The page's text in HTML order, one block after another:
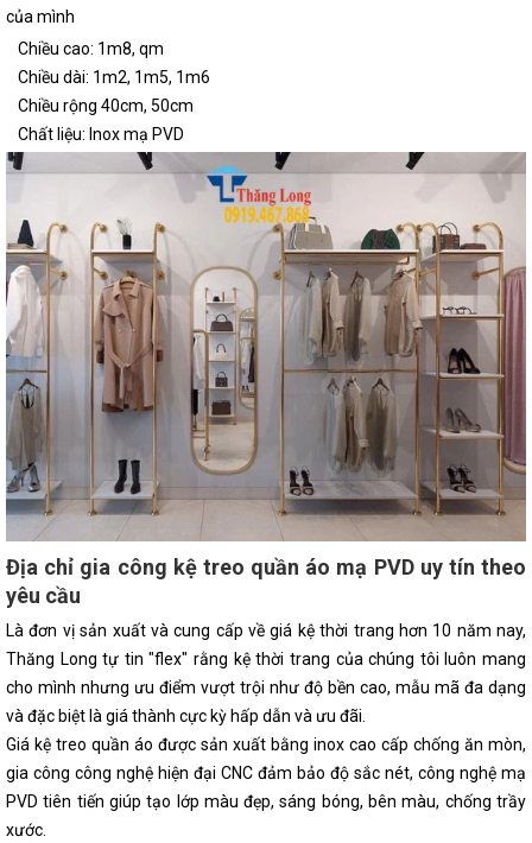
của mình
Chiều cao: 1m8, qm
Chiều dài: 1m2, 1m5, 1m6
Chiều rộng 40cm, 50cm
Chất liệu: Inox mạ PVD
Địa chỉ gia công kệ treo quần áo mạ PVD uy tín theo
yêu cầu
Là đơn vị sản xuất và cung cấp về giá kệ thời trang hơn 10 năm nay,
Thăng Long tự tin "flex" rằng kệ thời trang của chúng tôi luôn mang
cho mình nhưng ưu điểm vượt trội như độ bền cao, mẫu mã đa dạng
và đặc biệt là giá thành cực kỳ hấp dẫn và ưu đãi.
Giá kệ treo quần áo được sản xuất bằng inox cao cấp chống ăn mòn,
gia công công nghệ hiện đại CNC đảm bảo độ sắc nét, công nghệ mạ
PVD tiên tiến giúp tạo lớp màu đẹp, sáng bóng, bên màu, chống trầy
xước.